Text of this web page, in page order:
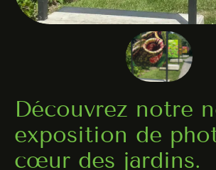
Découvrez notre
exposition de
cœur des jardins.